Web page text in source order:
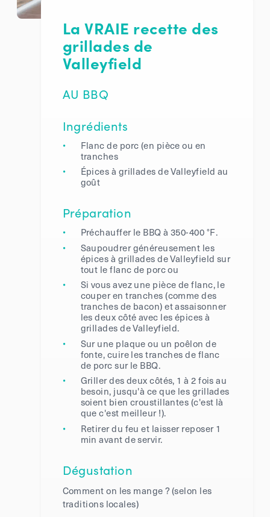
La VRAIE recette des
grillades de
Valleyfield
AU BBQ
Ingrédients
Flanc de porc (en pièce ou en
tranches
Épices à grillades de Valleyfield au
goût
Préparation
Préchauffer le BBQ à 350-400 °F.
Saupoudrer généreusement les
épices à grillades de Valleyfield sur
tout le flanc de porc ou
Si vous avez une pièce de flanc, le
couper en tranches (comme des
tranches de bacon) et assaisonner
les deux côté avec les épices à
grillades de Valleyfield.
Sur une plaque ou un poêlon de
fonte, cuire les tranches de flanc
de porc sur le BBQ.
Griller des deux côtés, 1 à 2 fois au
besoin, jusqu'à ce que les grillades
soient bien croustillantes (c'est là
que c'est meilleur !).
Retirer du feu et laisser reposer 1
min avant de servir.
Dégustation
Comment on les mange ? (selon les
traditions locales)